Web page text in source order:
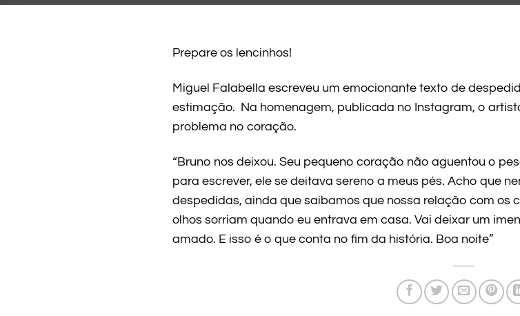
Prepare os lencinhos!
Miguel Falabella escreveu um emocionante texto de
estimação. Na homenagem, publicada no Instagram, o
problema no coração.
“Bruno nos deixou. Seu pequeno coração não aguentou o
para escrever, ele se deitava sereno a meus pés. Acho que
despedidas, ainda que saibamos que nossa relação com os
olhos sorriam quando eu entrava em casa. Vai deixar um
amado. E isso é o que conta no fim da história. Boa noite”